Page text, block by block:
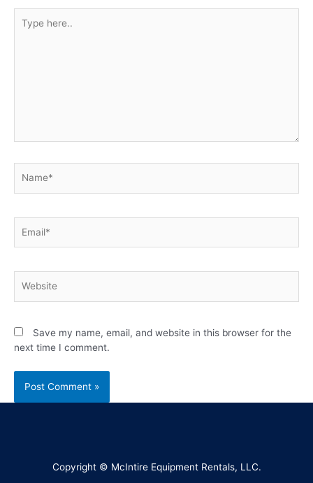
Save my name, email, and website in this browser for the
next time I comment.
Copyright © McIntire Equipment Rentals, LLC.